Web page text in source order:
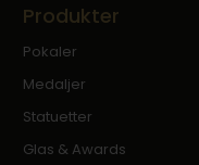
Produkter
Pokaler
Medaljer
Statuetter
Glas & Awards